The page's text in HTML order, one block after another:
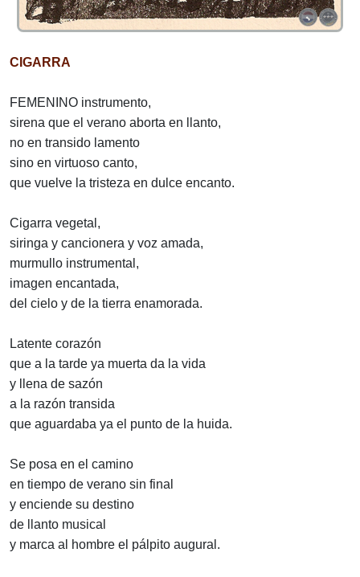
CIGARRA
FEMENINO instrumento,
sirena que el verano aborta en llanto,
no en transido lamento
sino en virtuoso canto,
que vuelve la tristeza en dulce encanto.
Cigarra vegetal,
siringa y cancionera y voz amada,
murmullo instrumental,
imagen encantada,
del cielo y de la tierra enamorada.
Latente corazón
que a la tarde ya muerta da la vida
y llena de sazón
a la razón transida
que aguardaba ya el punto de la huida.
Se posa en el camino
en tiempo de verano sin final
y enciende su destino
de llanto musical
y marca al hombre el pálpito augural.